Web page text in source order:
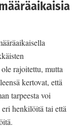
rajoitettu, mutta
kertovat, että
tarpeesta voi
eri henkilöitä tai että